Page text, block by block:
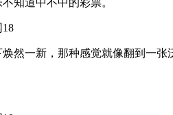
一新，那种感觉就像翻到一张